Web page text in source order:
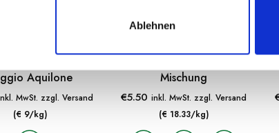
Ablehnen
Aquilone
MwSt. zzgl. Versand
(€ 9/kg)
Mischung
€5.50 inkl. MwSt. zzgl. Versand
(€ 18.33/kg)